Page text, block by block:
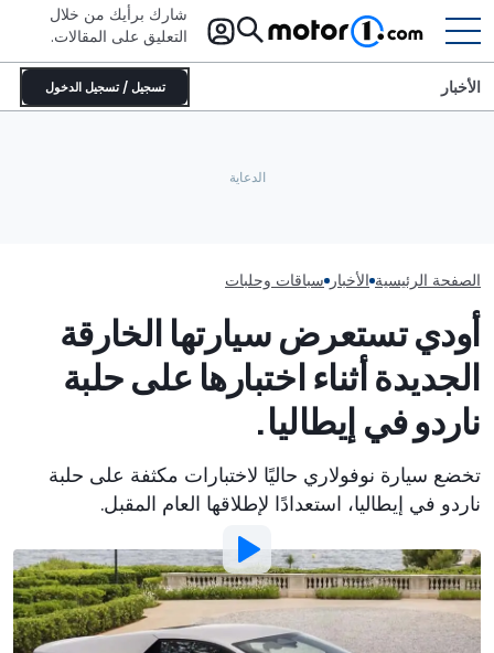
شارك برأيك من خلال
التعليق على المقالات.
تسجيل / تسجيل الدخول الأخبار
الصفحة الرئيسية الأخبار سباقات وحلبات
أودي تستعرض سيارتها الخارقة
الجديدة أثناء اختبارها على حلبة
ناردو في إيطاليا.
تخضع سيارة نوفولاري حاليًا لاختبارات مكثفة على حلبة
ناردو في إيطاليا، استعدادًا لإطلاقها العام المقبل.
الصورة بواسطة:Motorsport.com
بواسطة فريق موتور١
14-06- لدى10:10
سيارة خارقة بمحرك وسطي وقوة